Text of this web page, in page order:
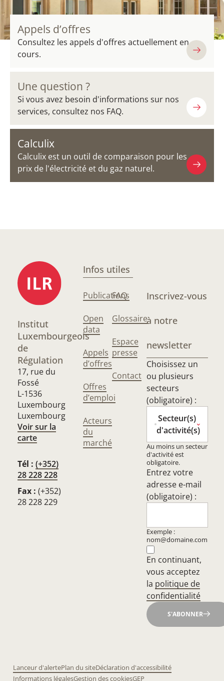
Appels d’offres
Consultez les appels d'offres actuellement en
cours.
Une question ?
Si vous avez besoin d'informations sur nos
services, consultez nos FAQ.
Calculix
Calculix est un outil de comparaison pour les
prix de l'électricité et du gaz naturel.
Institut
Luxembourgeois
de
Régulation
17, rue du
Fossé
L-1536
Luxembourg
Luxembourg
Voir sur la
carte
Tél : (+352)
28 228 228
Fax : (+352)
28 228 229
Infos utiles
Publications
Open
data
Appels
d’offres
Offres
d’emploi
Acteurs
du
marché
FAQ
Glossaire
Espace
presse
Contact
Inscrivez-vous
à notre
newsletter
Choisissez un
ou plusieurs
secteurs
(obligatoire) :
Secteur(s)
d'activité(s)
Au moins un secteur
d'activité est
obligatoire.
Entrez votre
adresse e-mail
(obligatoire) :
Exemple :
nom@domaine.com
En continuant,
vous acceptez
la politique de
confidentialité
S'ABONNER
Lanceur d'alertePlan du siteDéclaration d'accessibilité
Informations légalesGestion des cookiesGEP